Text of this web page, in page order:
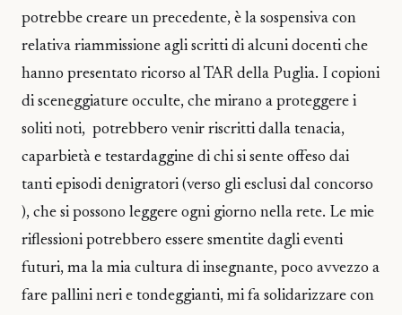
potrebbe creare un precedente, è la sospensiva con
relativa riammissione agli scritti di alcuni docenti che
hanno presentato ricorso al TAR della Puglia. I copioni
di sceneggiature occulte, che mirano a proteggere i
soliti noti, potrebbero venir riscritti dalla tenacia,
caparbietà e testardaggine di chi si sente offeso dai
tanti episodi denigratori (verso gli esclusi dal concorso
), che si possono leggere ogni giorno nella rete. Le mie
riflessioni potrebbero essere smentite dagli eventi
futuri, ma la mia cultura di insegnante, poco avvezzo a
fare pallini neri e tondeggianti, mi fa solidarizzare con